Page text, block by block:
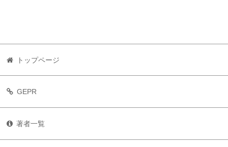
トップページ
GEPR
著者一覧